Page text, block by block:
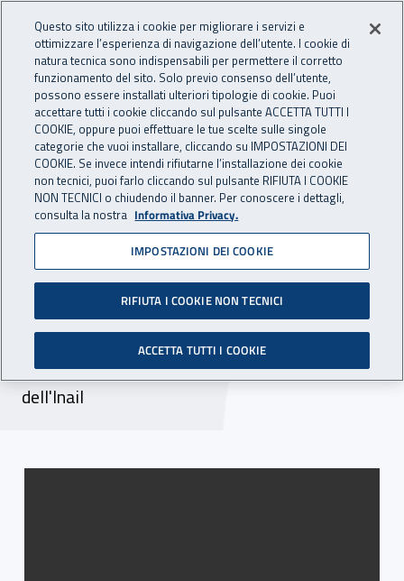
INAIL - Istituto Nazionale
Apri cerca
Navigazione principale
Navigazione - Ti trovi in:
Home Inail comunica Multimedia Video gallery
Dati Inail: focus
sull’andamento degli
infortuni al femminile
In occasione della giornata internazionale della
donna, l'infografica animata realizzata sui dati
elaborati dalla Consulenza statistica attuariale
dell'Inail
Questo sito utilizza i cookie per migliorare i servizi e
ottimizzare l’esperienza di navigazione dell’utente. I cookie di
natura tecnica sono indispensabili per permettere il corretto
funzionamento del sito. Solo previo consenso dell’utente,
possono essere installati ulteriori tipologie di cookie. Puoi
accettare tutti i cookie cliccando sul pulsante ACCETTA TUTTI I
COOKIE, oppure puoi effettuare le tue scelte sulle singole
categorie che vuoi installare, cliccando su IMPOSTAZIONI DEI
COOKIE. Se invece intendi rifiutarne l’installazione dei cookie
non tecnici, puoi farlo cliccando sul pulsante RIFIUTA I COOKIE
NON TECNICI o chiudendo il banner. Per conoscere i dettagli,
consulta la nostra Informativa Privacy.
IMPOSTAZIONI DEI COOKIE
RIFIUTA I COOKIE NON TECNICI
ACCETTA TUTTI I COOKIE